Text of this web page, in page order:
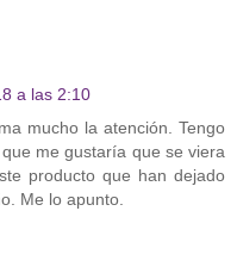
a las 2:10
mucho la atención. Tengo
me gustaría que se viera
producto que han dejado
Me lo apunto.